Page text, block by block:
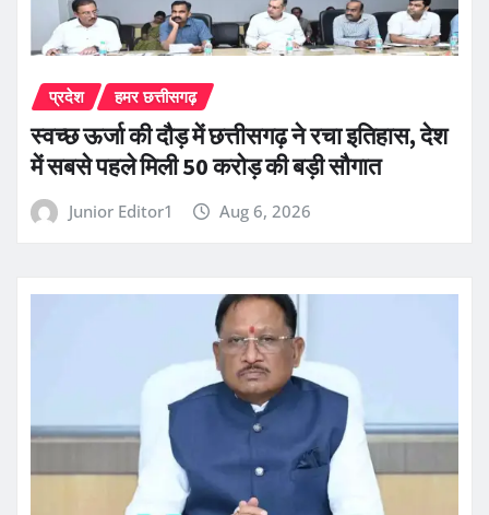
प्रदेश हमर छत्तीसगढ़
स्वच्छ ऊर्जा की दौड़ में छत्तीसगढ़ ने रचा इतिहास, देश
में सबसे पहले मिली 50 करोड़ की बड़ी सौगात
Junior Editor1 Aug 6, 2026